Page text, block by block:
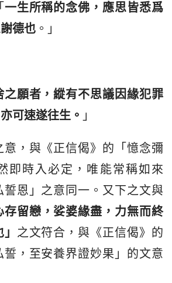
一生所稱的念佛，應思皆悉爲
德也 。」
之願者，縱有不思議因緣犯罪
可速遂往生。 」
意，與《正信偈》的「憶念彌
即時入必定，唯能常稱如來
恩」之意同一。又下之文與
存留戀 ，娑婆緣盡，力無而終
之文符合，與《正信偈》的
誓，至安養界證妙果」的文意